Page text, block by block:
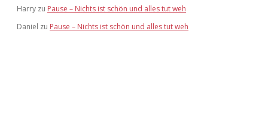
Harry zu Pause – Nichts ist schön und alles tut weh
Daniel zu Pause – Nichts ist schön und alles tut weh